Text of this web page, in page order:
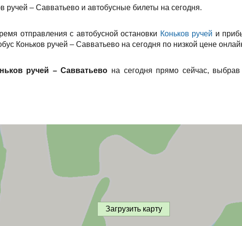
ручей – Савватьево и автобусные билеты на сегодня.
отправления с автобусной остановки Коньков ручей и
Коньков ручей – Савватьево на сегодня по низкой цене
ручей – Савватьево на сегодня прямо сейчас,
Загрузить карту